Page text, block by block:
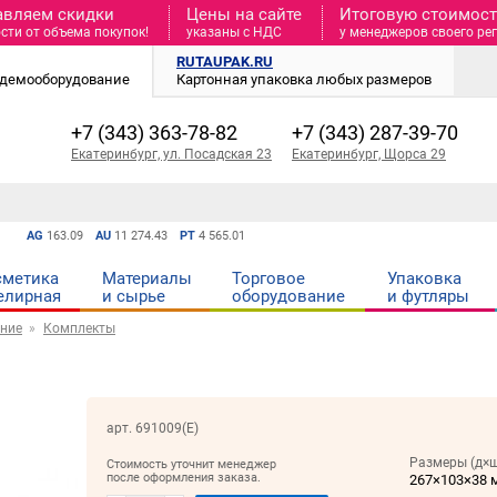
скидки
от объема покупок!
Цены на сайте
указаны с НДС
Итоговую
у менеджеров своего
RUTAUPAK.RU
Картонная упаковка любых размеров
AG 163.09 AU 11 274.43 PT 4 565.01
+7 (343) 363-78-82
Екатеринбург, ул. Посадская 23
+7 (343) 287-39-70
Екатеринбург, Щорса 29
Материалы
и cырье
Торговое
оборудование
Упаковка
и футляры
Комплекты
арт. 691009(Е)
Стоимость уточнит менеджер
после оформления заказа.
Размеры
267×103×38